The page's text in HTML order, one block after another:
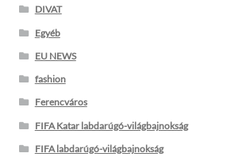
DIVAT
Egyéb
EU NEWS
fashion
Ferencváros
FIFA Katar labdarúgó-világbajnokság
FIFA labdarúgó-világbajnokság